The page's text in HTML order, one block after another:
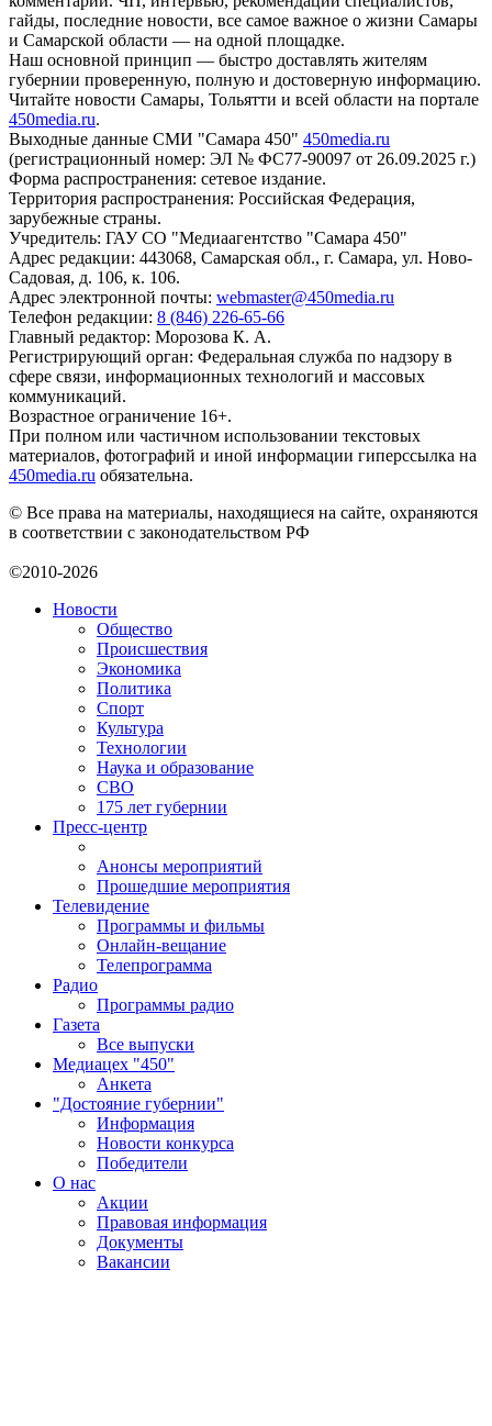
гайды, последние новости, все самое важное о жизни Самары
и Самарской области — на одной площадке.
Наш основной принцип — быстро доставлять жителям
губернии проверенную, полную и достоверную информацию.
Читайте новости Самары, Тольятти и всей области на портале
450media.ru.
Выходные данные СМИ "Самара 450" 450media.ru
(регистрационный номер: ЭЛ № ФС77-90097 от 26.09.2025 г.)
Форма распространения: сетевое издание.
Территория распространения: Российская Федерация,
зарубежные страны.
Учредитель: ГАУ СО "Медиаагентство "Самара 450"
Адрес редакции: 443068, Самарская обл., г. Самара, ул. Ново-
Садовая, д. 106, к. 106.
Адрес электронной почты: webmaster@450media.ru
Телефон редакции: 8 (846) 226-65-66
Главный редактор: Морозова К. А.
Регистрирующий орган: Федеральная служба по надзору в
сфере связи, информационных технологий и массовых
коммуникаций.
Возрастное ограничение 16+.
При полном или частичном использовании текстовых
материалов, фотографий и иной информации гиперссылка на
450media.ru обязательна.
© Все права на материалы, находящиеся на сайте, охраняются
в соответствии с законодательством РФ
©2010-2026
Новости
Общество
Происшествия
Экономика
Политика
Спорт
Культура
Технологии
Наука и образование
СВО
175 лет губернии
Пресс-центр
Анонсы мероприятий
Прошедшие мероприятия
Телевидение
Программы и фильмы
Онлайн-вещание
Телепрограмма
Радио
Программы радио
Газета
Все выпуски
Медиацех "450"
Анкета
"Достояние губернии"
Информация
Новости конкурса
Победители
О нас
Акции
Правовая информация
Документы
Вакансии